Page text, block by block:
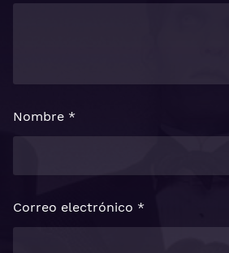
Nombre *
Correo electrónico *